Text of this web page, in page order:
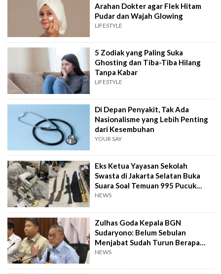
Arahan Dokter agar Flek Hitam
Pudar dan Wajah Glowing
LIFESTYLE
5 Zodiak yang Paling Suka
Ghosting dan Tiba-Tiba Hilang
Tanpa Kabar
LIFESTYLE
Di Depan Penyakit, Tak Ada
Nasionalisme yang Lebih Penting
dari Kesembuhan
YOUR SAY
Eks Ketua Yayasan Sekolah
Swasta di Jakarta Selatan Buka
Suara Soal Temuan 995 Pucuk
Senjata Api
NEWS
Zulhas Goda Kepala BGN
Sudaryono: Belum Sebulan
Menjabat Sudah Turun Berapa
Kilo?
NEWS